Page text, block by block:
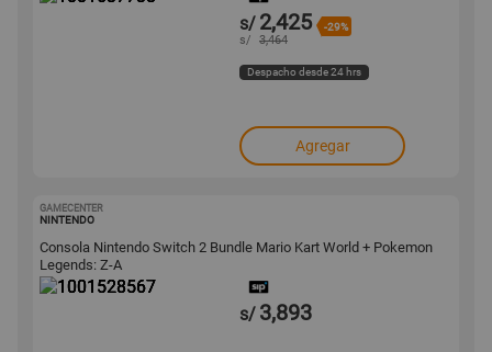
s/ 2,425 -29%
s/ 3,464
Despacho desde 24 hrs
Agregar
GAMECENTER
NINTENDO
Consola Nintendo Switch 2 Bundle Mario Kart World + Pokemon
Legends: Z-A
s/ 3,893